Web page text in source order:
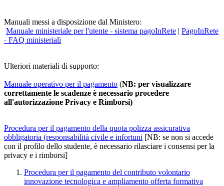
Manuali messi a disposizione dal Ministero:
Manuale ministeriale per l'utente - sistema pagoInRete | PagoInRete
- FAQ ministeriali
Ulteriori materiali di supporto:
Manuale operativo per il pagamento (NB: per visualizzare
correttamente le scadenze è necessario procedere
all'autorizzazione Privacy e Rimborsi)
Procedura per il pagamento della quota polizza assicurativa
obbligatoria (responsabilità civile e infortuni [NB: se non si accede
con il profilo dello studente, è necessario rilasciare i consensi per la
privacy e i rimborsi]
Procedura per il pagamento del contributo volontario
innovazione tecnologica e ampliamento offerta formativa